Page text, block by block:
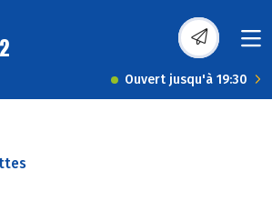
Ouvert jusqu'à 19:30